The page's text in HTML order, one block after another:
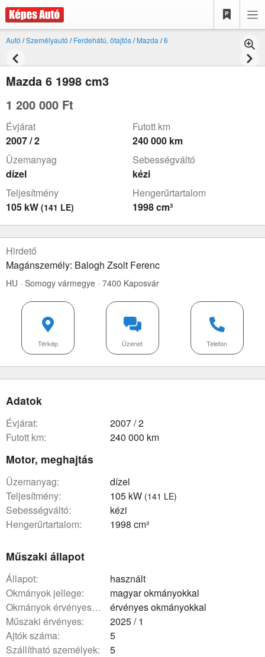
Autó /Személyautó /Ferdehátú, ötajtós/Mazda /6
Mazda 6 1998 cm3
1 200 000 Ft
Évjárat
2007 / 2
Futott km
240 000 km
Üzemanyag
dízel
Sebességváltó
kézi
Teljesítmény
105 kW (141 LE)
Hengerűrtartalom
1998 cm³
Hirdető
Magánszemély: Balogh Zsolt Ferenc
HU · Somogy vármegye · 7400 Kaposvár
Telefon
Üzenet
Térkép
Adatok
évjárat:
2007 / 2
futott km:
240 000 km
Motor, meghajtás
üzemanyag:
dízel
teljesítmény:
105 kW (141 LE)
sebességváltó:
kézi
hengerűrtartalom:
1998 cm³
Műszaki állapot
állapot:
használt
okmányok jellege:
magyar okmányokkal
okmányok érvényessége:
érvényes okmányokkal
műszaki érvényes:
2025 / 1
ajtók száma:
5
szállítható személyek:
5